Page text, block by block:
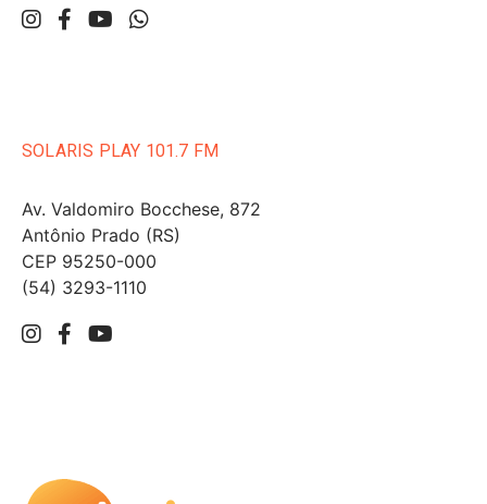
SOLARIS PLAY 101.7 FM
Av. Valdomiro Bocchese, 872
Antônio Prado (RS)
CEP 95250-000
(54) 3293-1110